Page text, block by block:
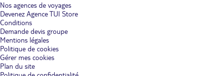
Nos agences de voyages
Devenez Agence TUI Store
Conditions
Demande devis groupe
Mentions légales
Politique de cookies
Gérer mes cookies
Plan du site